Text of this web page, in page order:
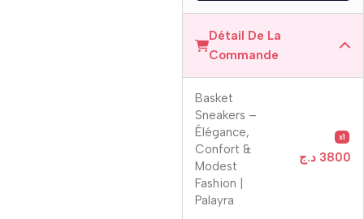
Détail De La
Commande
Basket
Sneakers –
Élégance,
Confort &
Modest
Fashion |
Palayra
x1
3800 د.ج